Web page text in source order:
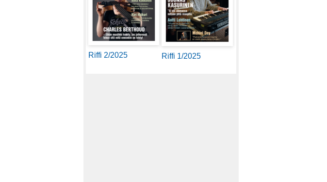
Riffi 2/2025 Riffi 1/2025